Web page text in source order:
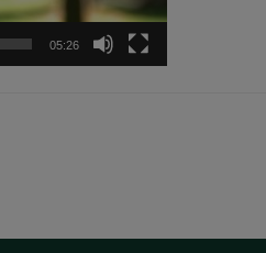
05:26